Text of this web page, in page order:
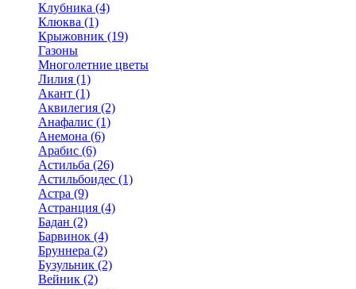
Клубника (4)
Клюква (1)
Крыжовник (19)
Газоны
Многолетние цветы
Лилия (1)
Акант (1)
Аквилегия (2)
Анафалис (1)
Анемона (6)
Арабис (6)
Астильба (26)
Астильбоидес (1)
Астра (9)
Астранция (4)
Бадан (2)
Барвинок (4)
Бруннера (2)
Бузульник (2)
Вейник (2)